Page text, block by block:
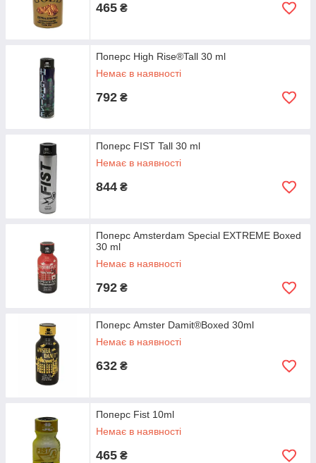
465 ₴
Поперс High Rise®Tall 30 ml
Немає в наявності
792 ₴
Поперс FIST Tall 30 ml
Немає в наявності
844 ₴
Поперс Amsterdam Special EXTREME Boxed
30 ml
Немає в наявності
792 ₴
Поперс Amster Damit®Boxed 30ml
Немає в наявності
632 ₴
Поперс Fist 10ml
Немає в наявності
465 ₴